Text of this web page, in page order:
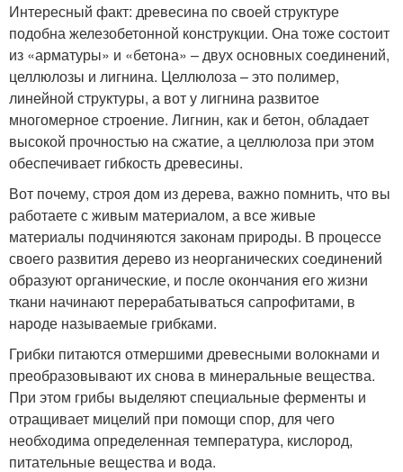
Интересный факт: древесина по своей структуре
подобна железобетонной конструкции. Она тоже состоит
из «арматуры» и «бетона» – двух основных соединений,
целлюлозы и лигнина. Целлюлоза – это полимер,
линейной структуры, а вот у лигнина развитое
многомерное строение. Лигнин, как и бетон, обладает
высокой прочностью на сжатие, а целлюлоза при этом
обеспечивает гибкость древесины.
Вот почему, строя дом из дерева, важно помнить, что вы
работаете с живым материалом, а все живые
материалы подчиняются законам природы. В процессе
своего развития дерево из неорганических соединений
образуют органические, и после окончания его жизни
ткани начинают перерабатываться сапрофитами, в
народе называемые грибками.
Грибки питаются отмершими древесными волокнами и
преобразовывают их снова в минеральные вещества.
При этом грибы выделяют специальные ферменты и
отращивает мицелий при помощи спор, для чего
необходима определенная температура, кислород,
питательные вещества и вода.